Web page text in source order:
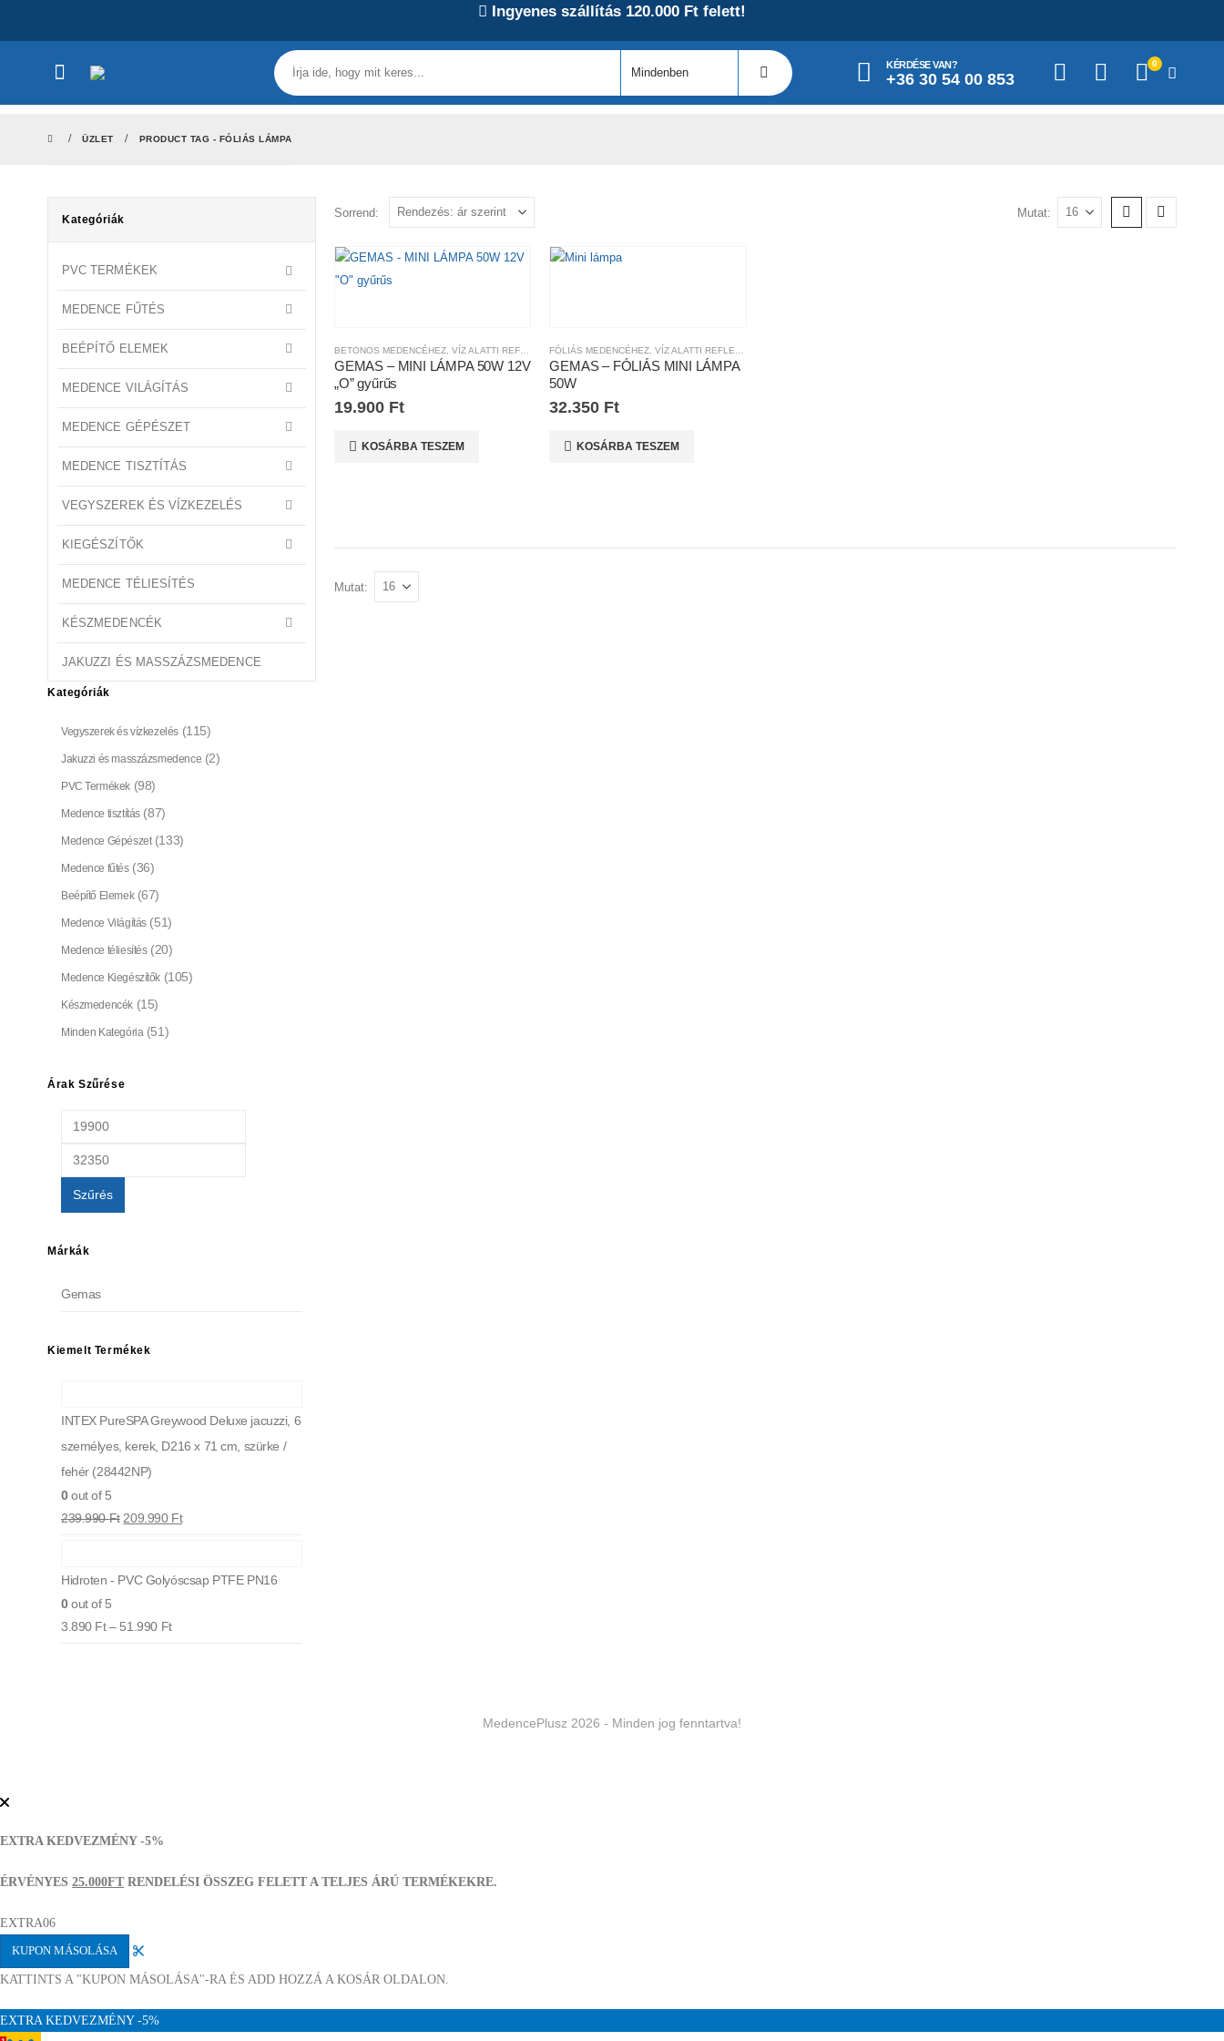
Ingyenes szállítás 120.000 Ft felett!
KÉRDÉSE VAN?
+36 30 54 00 853
0
ÜZLET PRODUCT TAG - FÓLIÁS LÁMPA
Sorrend: Mutat:
BETONOS MEDENCÉHEZ VÍZ ALATTI REFLEKTOROK
GEMAS – MINI LÁMPA 50W 12V
„O” gyűrűs
19.900 Ft
KOSÁRBA TESZEM
FÓLIÁS MEDENCÉHEZ ,VÍZ ALATTI REFLEKTOROK
GEMAS – FÓLIÁS MINI LÁMPA
50W
32.350 Ft
KOSÁRBA TESZEM
Mutat:
Kategóriák
PVC TERMÉKEK
MEDENCE FŰTÉS
BEÉPÍTŐ ELEMEK
MEDENCE VILÁGÍTÁS
MEDENCE GÉPÉSZET
MEDENCE TISZTÍTÁS
VEGYSZEREK ÉS VÍZKEZELÉS
KIEGÉSZÍTŐK
MEDENCE TÉLIESÍTÉS
KÉSZMEDENCÉK
JAKUZZI ÉS MASSZÁZSMEDENCE
Kategóriák
Vegyszerek és vízkezelés (115)
Jakuzzi és masszázsmedence (2)
PVC Termékek (98)
Medence tisztítás (87)
Medence Gépészet (133)
Medence fűtés (36)
Beépítő Elemek (67)
Medence Világítás (51)
Medence téliesítés (20)
Medence Kiegészítők (105)
Készmedencék (15)
Minden Kategória (51)
Árak Szűrése
Szűrés
Márkák
Gemas
Kiemelt Termékek
INTEX PureSPA Greywood Deluxe jacuzzi, 6
személyes, kerek, D216 x 71 cm, szürke /
fehér (28442NP)
0out of 5
239.990Ft 209.990 Ft
Hidroten - PVC Golyóscsap PTFE PN16
0out of 5
3.890 Ft – 51.990 Ft
MedencePlusz 2026 - Minden jog fenntartva!
EXTRA KEDVEZMÉNY -5%
ÉRVÉNYES 25.000FT RENDELÉSI ÖSSZEG FELETT A TELJES ÁRÚ TERMÉKEKRE.
EXTRA06
KUPON MÁSOLÁSA
KATTINTS A "KUPON MÁSOLÁSA"-RA ÉS ADD HOZZÁ A KOSÁR OLDALON.
EXTRA KEDVEZMÉNY -5%